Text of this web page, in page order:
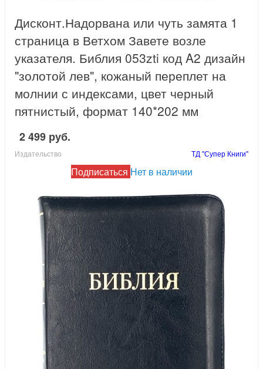
Дисконт.Надорвана или чуть замята 1
страница в Ветхом Завете возле
указателя. Библия 053zti код A2 дизайн
"золотой лев", кожаный переплет на
молнии с индексами, цвет черный
пятнистый, формат 140*202 мм
2 499 руб.
Издательство ТД "Супер Книги"
Подписаться Нет в наличии